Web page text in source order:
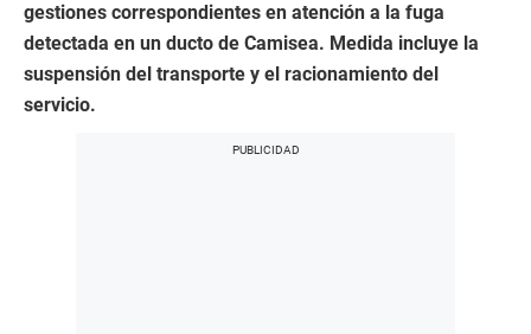
gestiones correspondientes en atención a la fuga
detectada en un ducto de Camisea. Medida incluye la
suspensión del transporte y el racionamiento del
servicio.